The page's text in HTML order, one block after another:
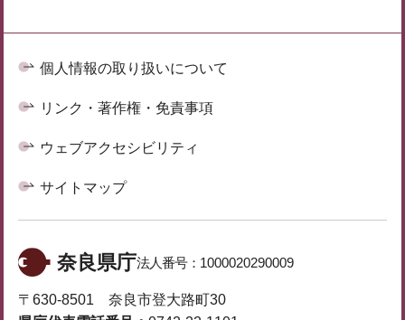
個人情報の取り扱いについて
リンク・著作権・免責事項
ウェブアクセシビリティ
サイトマップ
奈良県庁法人番号： 1000020290009
〒630-8501 奈良市登大路町30